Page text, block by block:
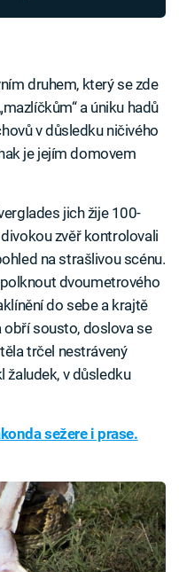
druhem, který se zde
a úniku hadů
v důsledku ničivého
je jejím domovem
jich žije 100-
zvěř kontrolovali
na strašlivou scénu.
dvoumetrového
do sebe a krajtě
obří sousto, doslova se
trčel nestrávený
žaludek, v důsledku
sežere i prase.